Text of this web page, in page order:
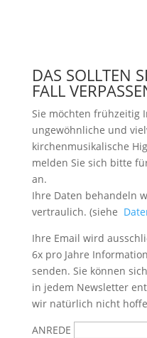
DAS SOLLTEN
FALL
Sie möchten frühzeitig
ungewöhnliche und
kirchenmusikalische
melden Sie sich bitte
an.
Ihre Daten behandeln
vertraulich. (siehe
Ihre Email wird
6x pro Jahre
senden. Sie können
in jedem Newsletter
wir natürlich nicht
ANREDE